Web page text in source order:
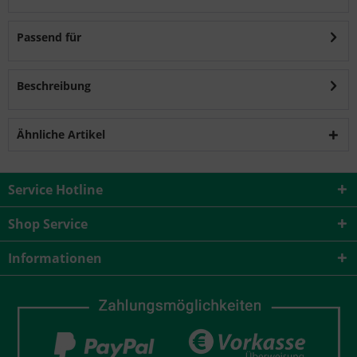
Passend für
Beschreibung
Ähnliche Artikel
Service Hotline
Shop Service
Informationen